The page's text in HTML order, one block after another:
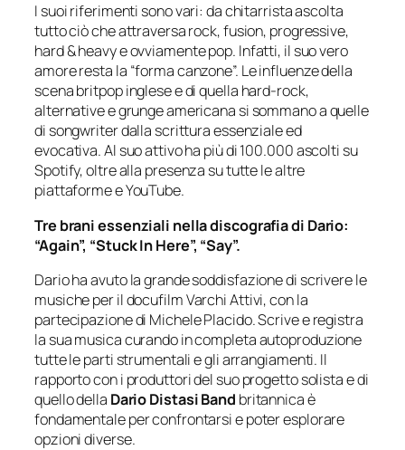
I suoi riferimenti sono vari: da chitarrista ascolta
tutto ciò che attraversa rock, fusion, progressive,
hard & heavy e ovviamente pop. Infatti, il suo vero
amore resta la “forma canzone”. Le influenze della
scena britpop inglese e di quella hard-rock,
alternative e grunge americana si sommano a quelle
di songwriter dalla scrittura essenziale ed
evocativa. Al suo attivo ha più di 100.000 ascolti su
Spotify, oltre alla presenza su tutte le altre
piattaforme e YouTube.
Tre brani essenziali nella discografia di Dario:
“Again”, “Stuck In Here”, “Say”.
Dario ha avuto la grande soddisfazione di scrivere le
musiche per il docufilmVarchi Attivi, con la
partecipazione di Michele Placido. Scrive e registra
la sua musica curando in completa autoproduzione
tutte le parti strumentali e gli arrangiamenti. Il
rapporto con i produttori del suo progetto solista e di
quello della Dario Distasi Band britannica è
fondamentale per confrontarsi e poter esplorare
opzioni diverse.